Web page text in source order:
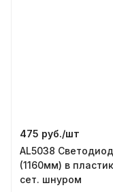
475 руб./шт
AL5038
(1160мм) в
сет. шнуром